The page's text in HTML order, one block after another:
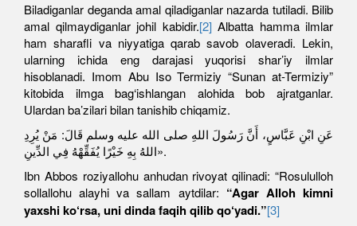
Biladiganlar deganda amal qiladiganlar nazarda tutiladi. Bilib
amal qilmaydiganlar johil kabidir.[2]Albatta hamma ilmlar
ham sharafli va niyyatiga qarab savob olaveradi. Lekin,
ularning ichida eng darajasi yuqorisi shar’iy ilmlar
hisoblanadi. Imom Abu Iso Termiziy “Sunan at-Termiziy”
kitobida ilmga bag‘ishlangan alohida bob ajratganlar.
Ulardan ba’zilari bilan tanishib chiqamiz.
عَنِ ابْنِ عَبَّاسٍ، أَنَّ رَسُولَ اللهِ صلى الله عليه وسلم قَالَ: مَنْ يُرِدِ
اللهُ بِهِ خَيْرًا يُفَقِّهْهُ فِي الدِّينِ».
Ibn Abbos roziyallohu anhudan rivoyat qilinadi: “Rosululloh
sollallohu alayhi va sallam aytdilar: “Agar Alloh kimni
yaxshi ko‘rsa, uni dinda faqih qilib qo‘yadi.”[3]